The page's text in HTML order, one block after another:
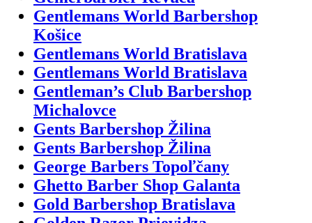
Gentlemans World Barbershop
Košice
Gentlemans World Bratislava
Gentlemans World Bratislava
Gentleman’s Club Barbershop
Michalovce
Gents Barbershop Žilina
Gents Barbershop Žilina
George Barbers Topoľčany
Ghetto Barber Shop Galanta
Gold Barbershop Bratislava